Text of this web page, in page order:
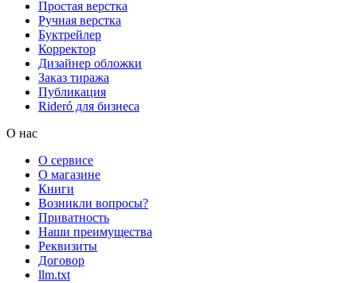
Простая верстка
Ручная верстка
Буктрейлер
Корректор
Дизайнер обложки
Заказ тиража
Публикация
Rideró для бизнеса
О нас
О сервисе
О магазине
Книги
Возникли вопросы?
Приватность
Наши преимущества
Реквизиты
Договор
llm.txt